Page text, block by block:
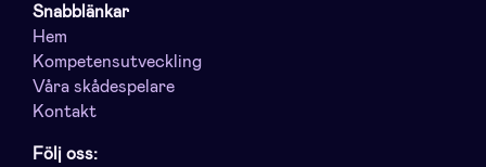
Snabblänkar
Hem
Kompetensutveckling
Våra skådespelare
Kontakt
Följ oss: